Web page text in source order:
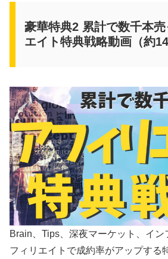
豪華特典2 累計で数千本売
エイト特典戦略動画（約14
Brain、Tips、深夜マーケット、イン
フィリエイトで成約率がアップする